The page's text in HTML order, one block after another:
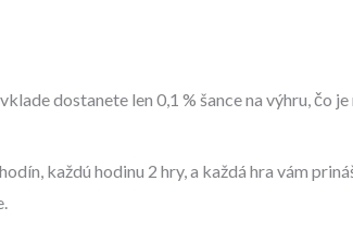
dostanete len 0,1 % šance na výhru, čo je
každú hodinu 2 hry, a každá hra vám